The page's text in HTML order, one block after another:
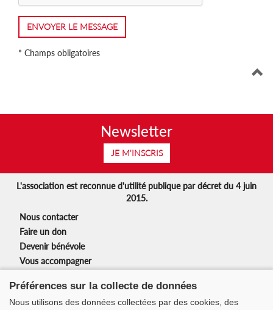
ENVOYER LE MESSAGE
* Champs obligatoires
Newsletter
JE M'INSCRIS
L'association est reconnue d'utilité publique par décret du 4 juin
2015.
Nous contacter
Faire un don
Devenir bénévole
Vous accompagner
Nos partenaires
Préférences sur la collecte de données
Nous utilisons des données collectées par des cookies, des